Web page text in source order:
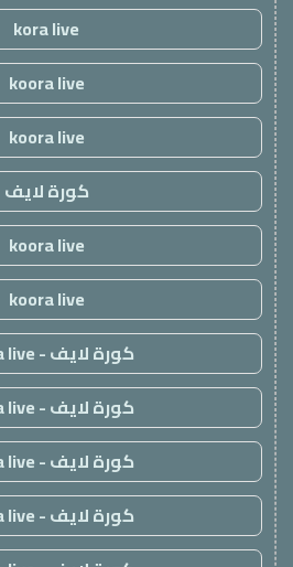
kora live
koora live
koora live
كورة لايف
koora live
koora live
كورة لايف - koora live
كورة لايف - koora live
كورة لايف - koora live
كورة لايف - koora live